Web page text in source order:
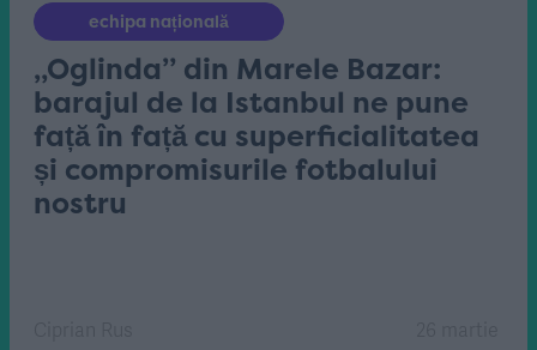
echipa națională
„Oglinda” din Marele Bazar:
barajul de la Istanbul ne pune
față în față cu superficialitatea
și compromisurile fotbalului
nostru